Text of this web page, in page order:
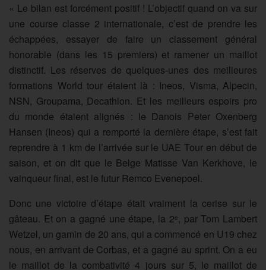
« Le bilan est forcément positif ! L’objectif quand on va sur
une course classe 2 internationale, c’est de prendre les
échappées, essayer de faire un classement général
honorable (dans les 15 premiers) et ramener un maillot
distinctif. Les réserves de quelques-unes des meilleures
formations World tour étaient là : Ineos, Visma, Alpecin,
NSN, Groupama, Decathlon. Et les meilleurs espoirs pro
du monde étaient alignés : le Danois Peter Oxenberg
Hansen (Ineos) qui a remporté la dernière étape, s’est fait
reprendre à 1 km de l’arrivée sur le UAE Tour en début de
saison, et on dit que le Belge Matisse Van Kerkhove, le
vainqueur final, est le futur Remco Evenepoel.
Donc une victoire d’étape était vraiment la cerise sur le
gâteau. Et on a gagné une étape, la 2e, par Tom Lambert
Wetzel, un gamin de 20 ans, qui a commencé en U19 chez
nous, en arrivant de Corbas, et a gagné au sprint. On a eu
le maillot de la combativité 4 jours sur 5, le maillot de